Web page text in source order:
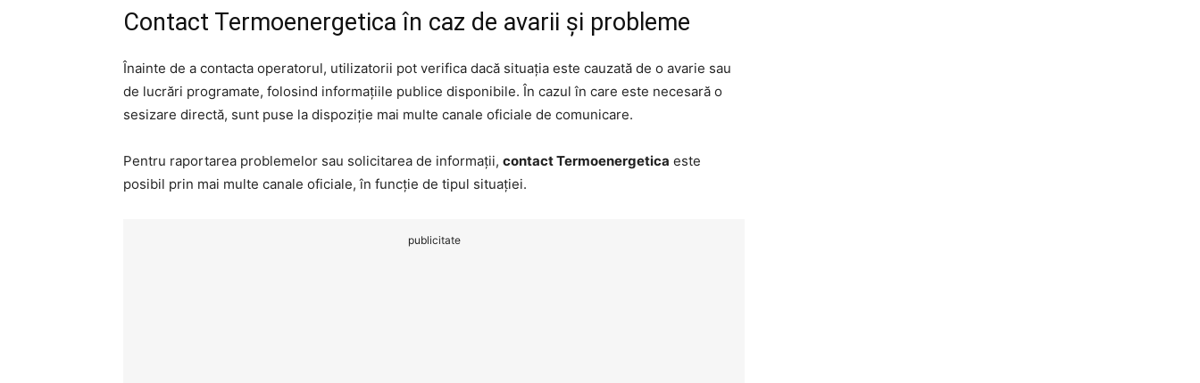
Contact Termoenergetica în caz de avarii și probleme
Înainte de a contacta operatorul, utilizatorii pot verifica dacă situația este cauzată de o avarie sau
de lucrări programate, folosind informațiile publice disponibile. În cazul în care este necesară o
sesizare directă, sunt puse la dispoziție mai multe canale oficiale de comunicare.
Pentru raportarea problemelor sau solicitarea de informații, contact Termoenergetica este
posibil prin mai multe canale oficiale, în funcție de tipul situației.
publicitate